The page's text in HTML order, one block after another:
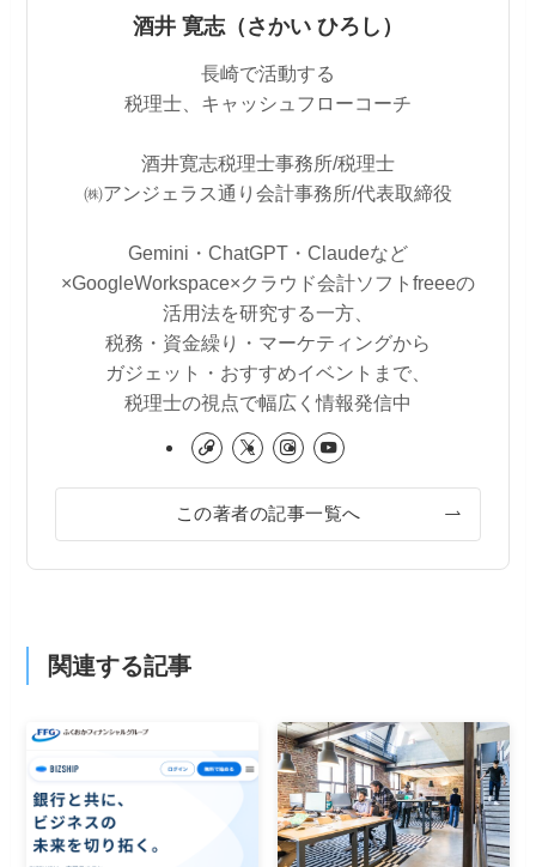
酒井 寛志（さかい ひろし）
長崎で活動する
税理士、キャッシュフローコーチ
酒井寛志税理士事務所/税理士
㈱アンジェラス通り会計事務所/代表取締役
Gemini・ChatGPT・Claudeなど
×GoogleWorkspace×クラウド会計ソフトfreeeの
活用法を研究する一方、
税務・資金繰り・マーケティングから
ガジェット・おすすめイベントまで、
税理士の視点で幅広く情報発信中
この著者の記事一覧へ
関連する記事